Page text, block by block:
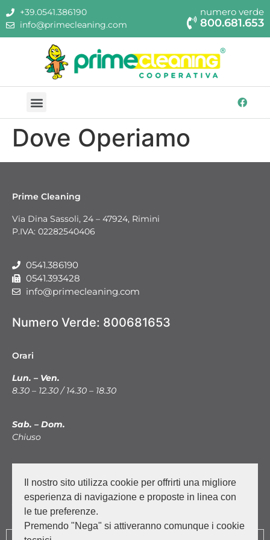
+39.0541.386190
info@primecleaning.com
numero verde
800.681.653
Dove Operiamo
Prime Cleaning
Via Dina Sassoli, 24 – 47924, Rimini
P.IVA: 02282540406
0541.386190
0541.393428
info@primecleaning.com
Numero Verde: 800681653
Orari
Lun. – Ven.
8.30 – 12.30 / 14.30 – 18.30
Sab. – Dom.
Chiuso
Facebook
Instagram
Il nostro sito utilizza cookie per offrirti una migliore
esperienza di navigazione e proposte in linea con
le tue preferenze.
Premendo "Nega" si attiveranno comunque i cookie